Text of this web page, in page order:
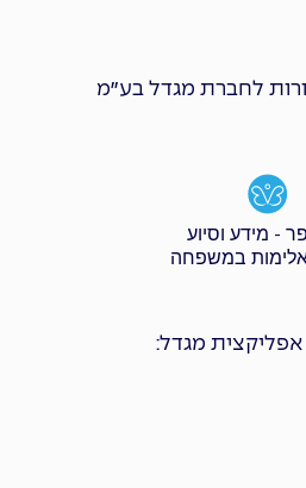
לחברת מגדל בע״מ
- מידע וסיוע
במשפחה
מגדל: